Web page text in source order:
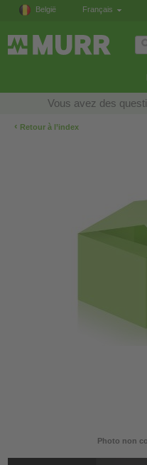
België Français
Vous avez des
‹ Retour à l’index
Photo non